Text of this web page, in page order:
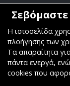
ΠΛΗΡΩΜΕΣ
Τραπεζικοί
Η ιστοσελίδα
πλοήγησης των
Τα απαραίτητα
πάντα ενεργά, ενώ
cookies που